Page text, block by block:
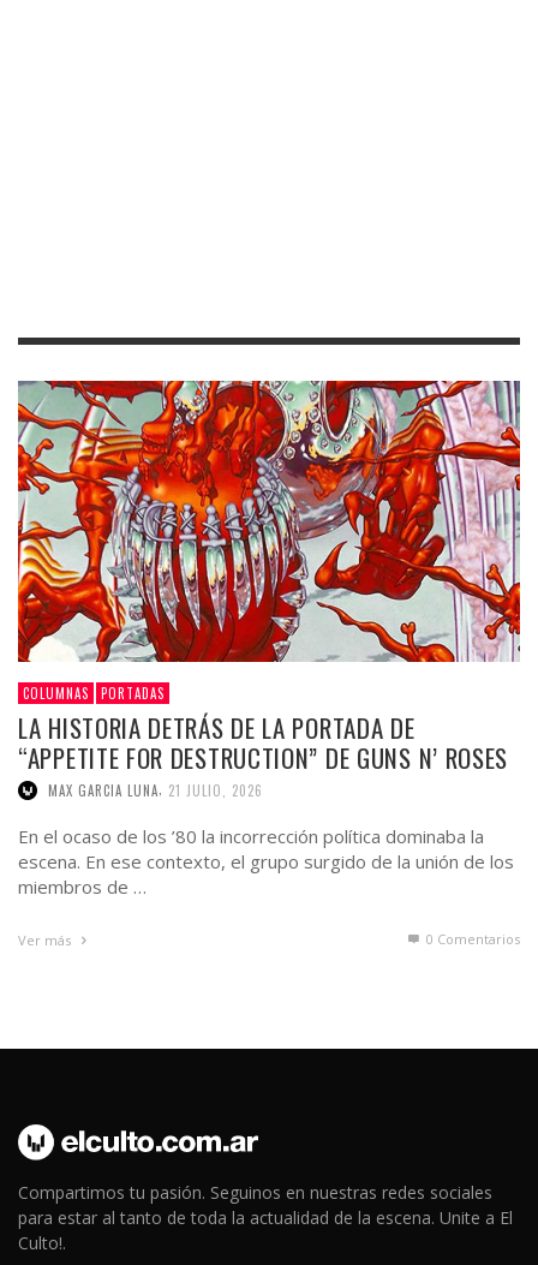
COLUMNAS PORTADAS
LA HISTORIA DETRÁS DE LA PORTADA DE
“APPETITE FOR DESTRUCTION” DE GUNS N’ ROSES
MAX GARCIA LUNA 21 JULIO, 2026
En el ocaso de los ’80 la incorrección política dominaba la
escena. En ese contexto, el grupo surgido de la unión de los
miembros de …
Ver más 0 Comentarios
Compartimos tu pasión. Seguinos en nuestras redes sociales
para estar al tanto de toda la actualidad de la escena. Unite a El
Culto!.